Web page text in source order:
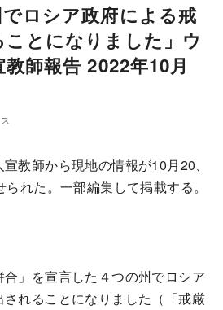
でロシア政府による戒
とになりました」ウ
師報告 2022年10月
教師から現地の情報が10月20、
れた。一部編集して掲載する。
」を宣言した４つの州でロシア
れることになりました（「戒厳